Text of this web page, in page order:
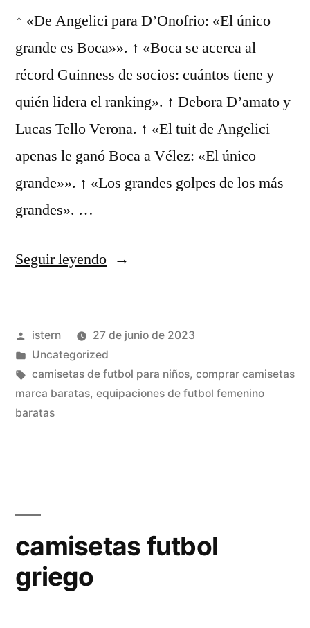
↑ «De Angelici para D’Onofrio: «El único
grande es Boca»». ↑ «Boca se acerca al
récord Guinness de socios: cuántos tiene y
quién lidera el ranking». ↑ Debora D’amato y
Lucas Tello Verona. ↑ «El tuit de Angelici
apenas le ganó Boca a Vélez: «El único
grande»». ↑ «Los grandes golpes de los más
grandes». …
Seguir leyendo«plantilla
Publicado
por
istern
27 de junio de 2023
Publicado
en
Uncategorized
Etiquetas:
camisetas de futbol para niños, comprar camisetas
marca baratas, equipaciones de futbol femenino
baratas
camisetas futbol
griego